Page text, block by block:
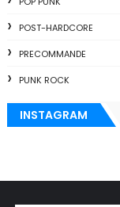
POST-HARDCORE
PRECOMMANDE
PUNK ROCK
INSTAGRAM